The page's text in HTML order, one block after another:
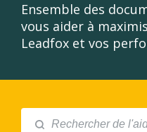
Ensemble des
vous aider à
Leadfox et vos